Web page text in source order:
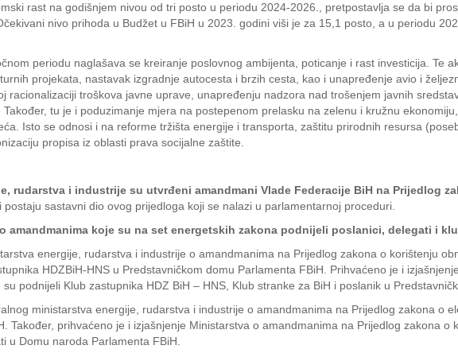
rast na godišnjem nivou od tri posto u periodu 2024-2026., pretpostavlja se da bi
nivo prihoda u Budžet u FBiH u 2023. godini viši je za 15,1 posto, a u periodu
periodu naglašava se kreiranje poslovnog ambijenta, poticanje i rast investicija. Te
projekata, nastavak izgradnje autocesta i brzih cesta, kao i unapređenje avio i
racionalizaciji troškova javne uprave, unapređenju nadzora nad trošenjem javnih
tu je i poduzimanje mjera na postepenom prelasku na zelenu i kružnu
Isto se odnosi i na reforme tržišta energije i transporta, zaštitu prirodnih resursa
propisa iz oblasti prava socijalne zaštite.
rudarstva i industrije su utvrđeni amandmani Vlade Federacije BiH na Prijedlog
postaju sastavni dio ovog prijedloga koji se nalazi u parlamentarnoj proceduri.
amandmanima koje su na set energetskih zakona podnijeli poslanici, delegati i
energije, rudarstva i industrije o amandmanima na Prijedlog zakona o korištenju
HDZBiH-HNS u Predstavničkom domu Parlamenta FBiH. Prihvaćeno je i
podnijeli Klub zastupnika HDZ BiH – HNS, Klub stranke za BiH i poslanik u
ministarstva energije, rudarstva i industrije o amandmanima na Prijedlog zakona o
Također, prihvaćeno je i izjašnjenje Ministarstva o amandmanima na Prijedlog zakona o
u Domu naroda Parlamenta FBiH.